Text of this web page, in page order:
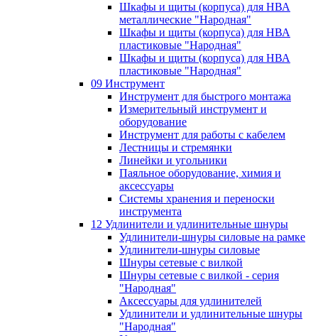
Шкафы и щиты (корпуса) для НВА
металлические "Народная"
Шкафы и щиты (корпуса) для НВА
пластиковые "Народная"
Шкафы и щиты (корпуса) для НВА
пластиковые "Народная"
09 Инструмент
Инструмент для быстрого монтажа
Измерительный инструмент и
оборудование
Инструмент для работы с кабелем
Лестницы и стремянки
Линейки и угольники
Паяльное оборудование, химия и
аксессуары
Системы хранения и переноски
инструмента
12 Удлинители и удлинительные шнуры
Удлинители-шнуры силовые на рамке
Удлинители-шнуры силовые
Шнуры сетевые с вилкой
Шнуры сетевые с вилкой - серия
"Народная"
Аксессуары для удлинителей
Удлинители и удлинительные шнуры
"Народная"